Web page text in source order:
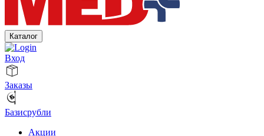
Каталог
Вход
Заказы
Базисрубли
Акции